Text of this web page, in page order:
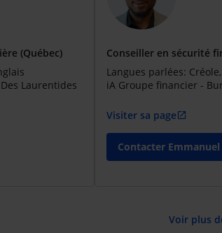
(Québec)
Laurentides
Conseiller en sécurité
Langues parlées:
iA Groupe financier -
Visiter sa page open_in_new
Contacter Emmanuel
Voir plus